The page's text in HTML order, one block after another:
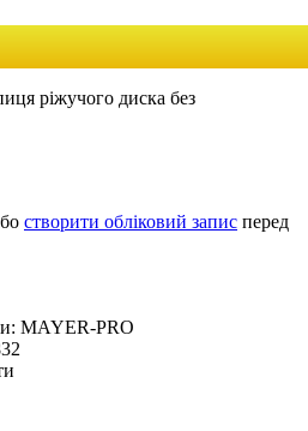
ріжучого диска без
створити обліковий запис перед
MAYER-PRO